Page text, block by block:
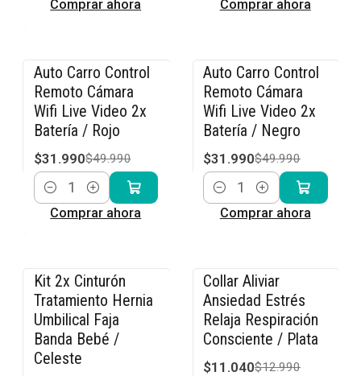
Comprar ahora Comprar ahora
-36% OFF
Auto Carro Control
Remoto Cámara
Wifi Live Video 2x
Batería / Rojo
$31.990$49.990
Cantidad
Comprar ahora
-36% OFF
Auto Carro Control
Remoto Cámara
Wifi Live Video 2x
Batería / Negro
$31.990$49.990
Cantidad
Comprar ahora
-15% OFF
Kit 2x Cinturón
Tratamiento Hernia
Umbilical Faja
Banda Bebé /
Celeste
-15% OFF
Collar Aliviar
Ansiedad Estrés
Relaja Respiración
Consciente / Plata
$11.040$12.990